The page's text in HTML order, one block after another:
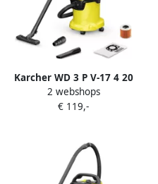
Karcher WD 3 P V-17 4 20
Nat- en droogzuiger | 1000
W | 17L 1.628-170.0
2 webshops
€ 119,-